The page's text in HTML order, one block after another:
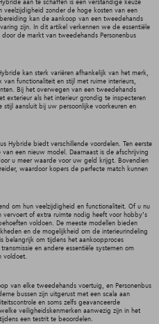
aan te schaffen is een verstandige keuze
zonder de hoge kosten van een
kan de aankoop van een tweedehands
zijn. In dit artikel verkennen we de essentiële
de markt van tweedehands Personenbus
kan sterk variëren afhankelijk van het merk,
functionaliteit en stijl met ruime interieurs,
Bij het overwegen van een tweedehands
exterieur als het interieur grondig te inspecteren
aansluit bij uw persoonlijke voorkeuren en
Hybride biedt verschillende voordelen. Ten eerste
een nieuw model. Daarnaast is de afschrijving
u meer waarde voor uw geld krijgt. Bovendien
waardoor kopers de perfecte match kunnen
om hun veelzijdigheid en functionaliteit. Of u nu
of extra ruimte nodig heeft voor hobby's
voldoen. De meeste modellen bieden
en de mogelijkheid om de interieurindeling
belangrijk om tijdens het aankoopproces
en andere essentiële systemen om
voldoet.
van elke tweedehands voertuig, en Personenbus
bussen zijn uitgerust met een scala aan
en soms zelfs geavanceerde
veiligheidskenmerken aanwezig zijn in het
een testrit te beoordelen.